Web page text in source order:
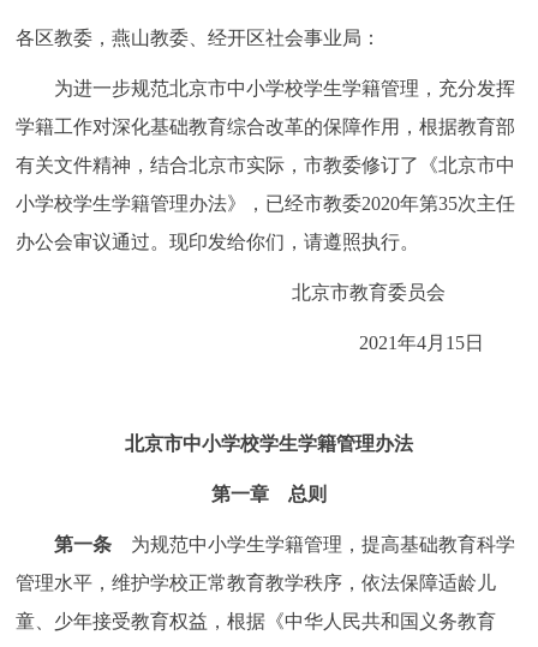
政民互动
12345网上接诉即办 我要咨询 我要建议
参与调查 在线访谈 图说互动
绿色北京 图说北京 视频北京
한국어
各区教委，燕山教委、经开区社会事业局：
为进一步规范北京市中小学校学生学籍管理，充分发挥
学籍工作对深化基础教育综合改革的保障作用，根据教育部
有关文件精神，结合北京市实际，市教委修订了《北京市中
小学校学生学籍管理办法》，已经市教委2020年第35次主任
办公会审议通过。现印发给你们，请遵照执行。
北京市教育委员会
2021年4月15日
北京市中小学校学生学籍管理办法
第一章 总则
第一条 为规范中小学生学籍管理，提高基础教育科学
管理水平，维护学校正常教育教学秩序，依法保障适龄儿
童、少年接受教育权益，根据《中华人民共和国义务教育